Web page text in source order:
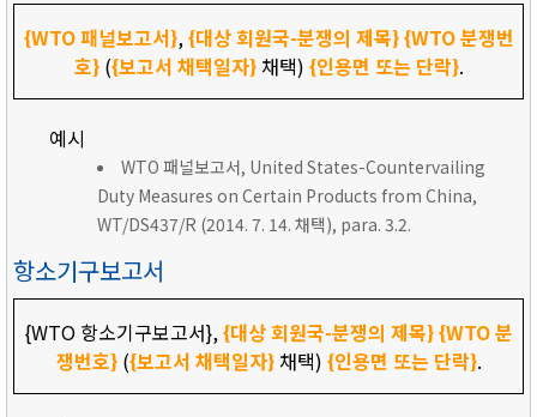
{WTO 패널보고서},{대상 회원국-분쟁의 제목}{WTO 분쟁번
호}({보고서 채택일자}채택) {인용면 또는 단락}.
예시
WTO 패널보고서, United States-Countervailing
Duty Measures on Certain Products from China,
WT/DS437/R (2014. 7. 14. 채택), para. 3.2.
항소기구보고서
{WTO 항소기구보고서},{대상 회원국-분쟁의 제목}{WTO 분
쟁번호}({보고서 채택일자}채택) {인용면 또는 단락}.